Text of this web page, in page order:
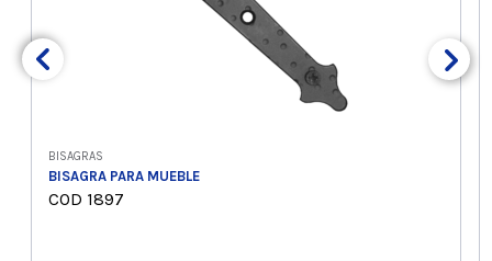
BISAGRAS
BISAGRA PARA MUEBLE
COD 1897